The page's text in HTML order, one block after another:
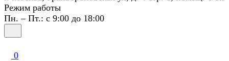
Режим работы
Пн. – Пт.: с 9:00 до 18:00
0